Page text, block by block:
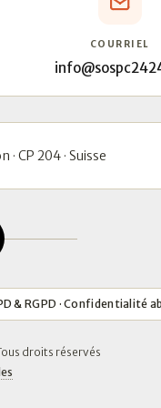
COURRIEL
CP 204 · Suisse
& RGPD · Confidentialité
droits réservés